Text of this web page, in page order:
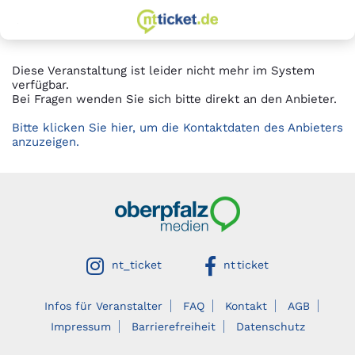
zur Startseite
zum
zur
Diese Veranstaltung ist leider nicht mehr im System
verfügbar.
Bei Fragen wenden Sie sich bitte direkt an den Anbieter.
Bitte klicken Sie hier, um die Kontaktdaten des Anbieters
anzuzeigen.
Oberpfalzmedien
nt_ticketauf instagramnt ticketauf facebook
Infos für Veranstalter FAQ Kontakt
AGB
Impressum
Barrierefreiheit Datenschutz